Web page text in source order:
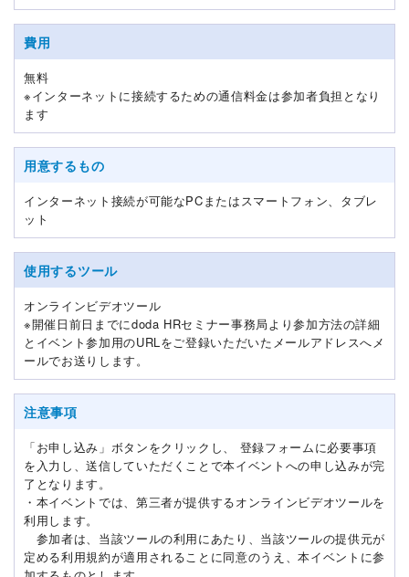
費用
無料
※インターネットに接続するための通信料金は参加者負担となり
ます
用意するもの
インターネット接続が可能なPCまたはスマートフォン、タブレ
ット
使用するツール
オンラインビデオツール
※開催日前日までにdoda HRセミナー事務局より参加方法の詳細
とイベント参加用のURLをご登録いただいたメールアドレスへメ
ールでお送りします。
注意事項
「お申し込み」ボタンをクリックし、 登録フォームに必要事項
を入力し、送信していただくことで本イベントへの申し込みが完
了となります。
・本イベントでは、第三者が提供するオンラインビデオツールを
利用します。
参加者は、当該ツールの利用にあたり、当該ツールの提供元が
定める利用規約が適用されることに同意のうえ、本イベントに参